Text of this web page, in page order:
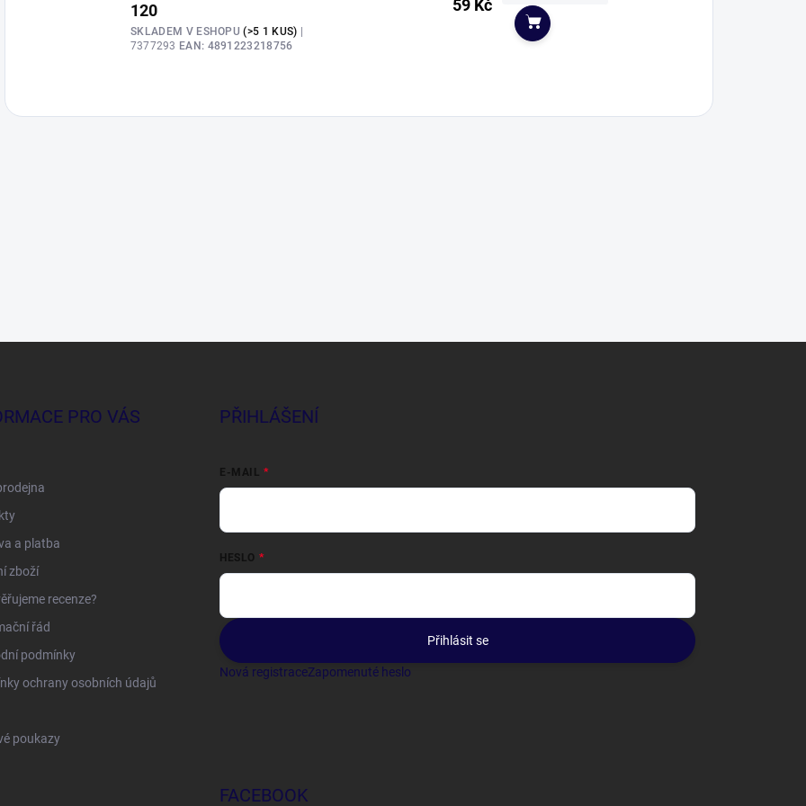
120
SKLADEM V ESHOPU(>5 1 KUS)
7377293 EAN: 4891223218756
59 Kč
Do košíku
PRO VÁS
a platba
zboží
recenze?
řád
podmínky
ochrany osobních údajů
poukazy
PŘIHLÁŠENÍ
E-MAIL
HESLO
Přihlásit se
Nová registraceZapomenuté heslo
FACEBOOK